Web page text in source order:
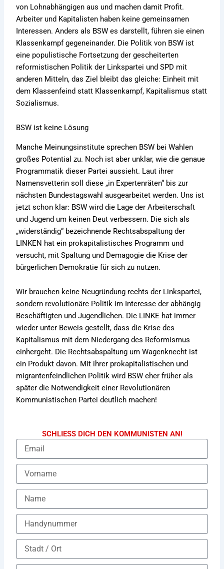
von Lohnabhängigen aus und machen damit Profit.
Arbeiter und Kapitalisten haben keine gemeinsamen
Interessen. Anders als BSW es darstellt, führen sie einen
Klassenkampf gegeneinander. Die Politik von BSW ist
eine populistische Fortsetzung der gescheiterten
reformistischen Politik der Linkspartei und SPD mit
anderen Mitteln, das Ziel bleibt das gleiche: Einheit mit
dem Klassenfeind statt Klassenkampf, Kapitalismus statt
Sozialismus.
BSW ist keine Lösung
Manche Meinungsinstitute sprechen BSW bei Wahlen
großes Potential zu. Noch ist aber unklar, wie die genaue
Programmatik dieser Partei aussieht. Laut ihrer
Namensvetterin soll diese „in Expertenräten“ bis zur
nächsten Bundestagswahl ausgearbeitet werden. Uns ist
jetzt schon klar: BSW wird die Lage der Arbeiterschaft
und Jugend um keinen Deut verbessern. Die sich als
„widerständig“ bezeichnende Rechtsabspaltung der
LINKEN hat ein prokapitalistisches Programm und
versucht, mit Spaltung und Demagogie die Krise der
bürgerlichen Demokratie für sich zu nutzen.
Wir brauchen keine Neugründung rechts der Linkspartei,
sondern revolutionäre Politik im Interesse der abhängig
Beschäftigten und Jugendlichen. Die LINKE hat immer
wieder unter Beweis gestellt, dass die Krise des
Kapitalismus mit dem Niedergang des Reformismus
einhergeht. Die Rechtsabspaltung um Wagenknecht ist
ein Produkt davon. Mit ihrer prokapitalistischen und
migrantenfeindlichen Politik wird BSW eher früher als
später die Notwendigkeit einer Revolutionären
Kommunistischen Partei deutlich machen!
SCHLIESS DICH DEN KOMMUNISTEN AN!